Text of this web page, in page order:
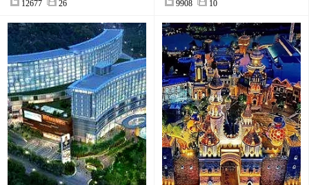
12677 26 9908 10